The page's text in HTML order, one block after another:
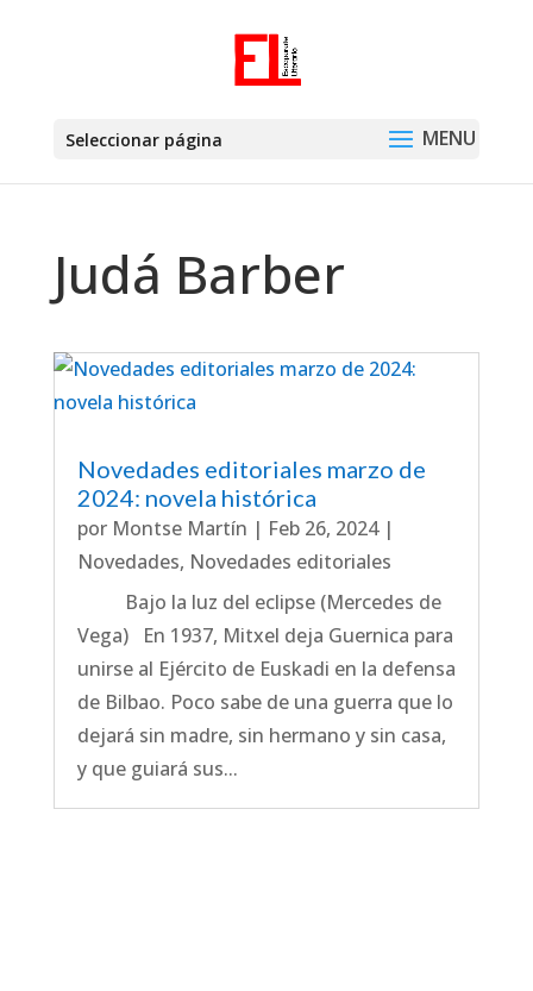
Seleccionar página
Judá Barber
Novedades editoriales marzo de
2024: novela histórica
por Montse Martín | Feb 26, 2024|
Novedades, Novedades editoriales
Bajo la luz del eclipse (Mercedes de
Vega) En 1937, Mitxel deja Guernica para
unirse al Ejército de Euskadi en la defensa
de Bilbao. Poco sabe de una guerra que lo
dejará sin madre, sin hermano y sin casa,
y que guiará sus...